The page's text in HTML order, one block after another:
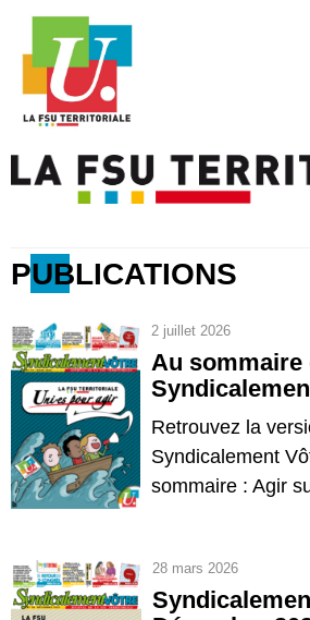
PUBLICATIONS
2 juillet 2026
Au sommaire
Retrouvez la
Syndicalement
sommaire : Agir
28 mars 2026